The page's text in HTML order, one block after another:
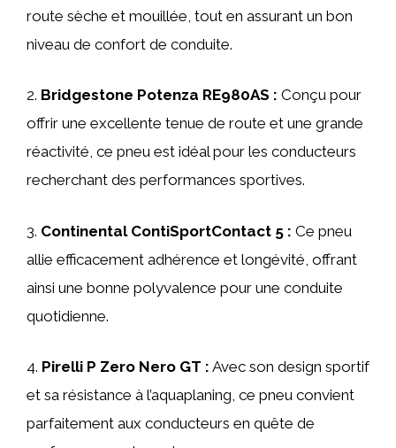
route sèche et mouillée, tout en assurant un bon
niveau de confort de conduite.
2. Bridgestone Potenza RE980AS : Conçu pour
offrir une excellente tenue de route et une grande
réactivité, ce pneu est idéal pour les conducteurs
recherchant des performances sportives.
3. Continental ContiSportContact 5 : Ce pneu
allie efficacement adhérence et longévité, offrant
ainsi une bonne polyvalence pour une conduite
quotidienne.
4. Pirelli P Zero Nero GT : Avec son design sportif
et sa résistance à l’aquaplaning, ce pneu convient
parfaitement aux conducteurs en quête de